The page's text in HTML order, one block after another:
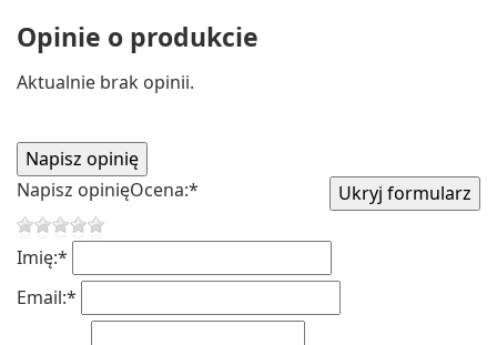
Opinie o produkcie
Aktualnie brak opinii.
Napisz opinięOcena:*
Imię:*
Email:*